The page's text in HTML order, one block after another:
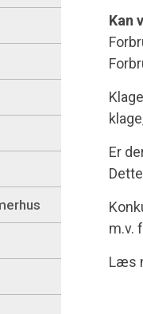
Kan
Er
m.v.
Læs